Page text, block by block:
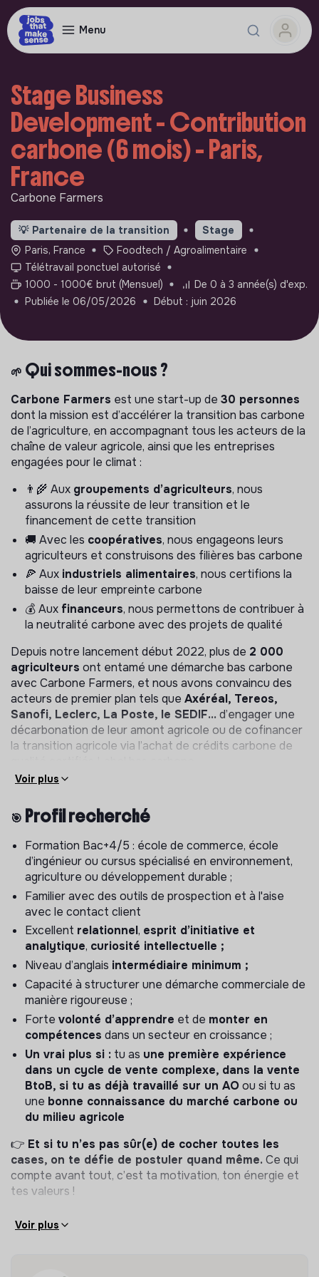
Menu
Stage Business
Development - Contribution
carbone (6 mois) - Paris,
France
Carbone Farmers
💡 Partenaire de la transition
Stage
Paris, France
Foodtech / Agroalimentaire
Télétravail ponctuel autorisé
1000 - 1000€ brut (Mensuel)
De 0 à 3 année(s) d'exp.
Publiée le 06/05/2026
Début : juin 2026
🌱 Qui sommes-nous ?
Carbone Farmers est une start-up de 30 personnes
dont la mission est d’accélérer la transition bas carbone
de l’agriculture, en accompagnant tous les acteurs de la
chaîne de valeur agricole, ainsi que les entreprises
engagées pour le climat :
👨‍🌾 Aux groupements d’agriculteurs, nous
assurons la réussite de leur transition et le
financement de cette transition
🚚 Avec les coopératives, nous engageons leurs
agriculteurs et construisons des filières bas carbone
🍕 Aux industriels alimentaires, nous certifions la
baisse de leur empreinte carbone
💰 Aux financeurs, nous permettons de contribuer à
la neutralité carbone avec des projets de qualité
Depuis notre lancement début 2022, plus de 2 000
agriculteurs ont entamé une démarche bas carbone
avec Carbone Farmers, et nous avons convaincu des
acteurs de premier plan tels que Axéréal, Tereos,
Sanofi, Leclerc, La Poste, le SEDIF…d’engager une
décarbonation de leur amont agricole ou de cofinancer
la transition agricole via l’achat de crédits carbone de
C’est dans le cadre de cette
accélération que nous cherchons un
talent prêt à mettre sa meilleure
énergie, son sens de l’organisation, sa
persévérance, son excellent relationnel
et son enthousiasme au service du
développement commercial de Carbone
Farmers et de la coordination de projets
de contribution carbone.
🗃️ Description du poste :
En lien direct avec Yannick, notre Head of Climate
Contribution, tu seras notamment en charge de :
🔹 Stratégie commerciale
Co-construire la stratégie commerciale et ses outils
Identifier et segmenter les partenaires potentiels
Définir les cibles, personae et argumentaires
Business development
Identifier les bons interlocuteurs et comprendre
leurs besoins
Cartographier les clients et les cibles
Prendre le téléphone, appeler les bonnes personnes
Démarcher, présenter, convaincre
Voir plus
🎯 Profil recherché
Formation Bac+4/5 : école de commerce, école
d’ingénieur ou cursus spécialisé en environnement,
agriculture ou développement durable ;
Familier avec des outils de prospection et à l'aise
avec le contact client
Excellent relationnel, esprit d’initiative et
analytique, curiosité intellectuelle ;
Niveau d’anglais intermédiaire minimum ;
Capacité à structurer une démarche commerciale de
manière rigoureuse ;
Forte volonté d’apprendre et de monter en
compétences dans un secteur en croissance ;
Un vrai plus si : tu as une première expérience
dans un cycle de vente complexe, dans la vente
BtoB, si tu as déjà travaillé sur un AOou si tu as
une bonne connaissance du marché carbone ou
du milieu agricole
👉 Et si tu n’es pas sûr(e) de cocher toutes les
cases, on te défie de postuler quand même.Ce qui
compte avant tout, c’est ta motivation, ton énergie et
tes valeurs !
Voir plus